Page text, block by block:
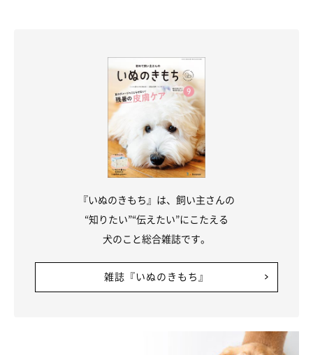
『いぬのきもち』は、飼い主さんの
“知りたい”“伝えたい”にこたえる
犬のこと総合雑誌です。
雑誌『いぬのきもち』